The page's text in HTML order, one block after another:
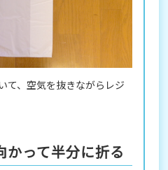
て、空気を抜きながらレジ
かって半分に折る